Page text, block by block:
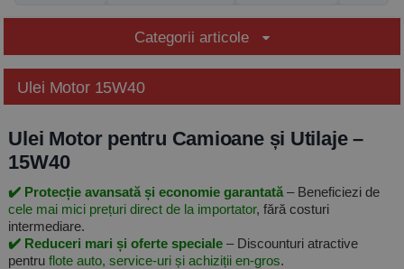
Categorii articole
Ulei Motor 15W40
Ulei Motor pentru Camioane și Utilaje –
15W40
✔️ Protecție avansată și economie garantată – Beneficiezi de
cele mai mici prețuri direct de la importator, fără costuri
intermediare.
✔️ Reduceri mari și oferte speciale – Discounturi atractive
pentruflote auto, service-uri și achiziții en-gros.